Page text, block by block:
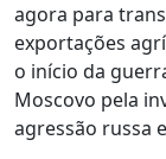
agora para
exportações
o início da
Moscovo pela
agressão russa